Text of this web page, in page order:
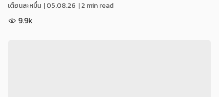
เดือนละหมื่น |05.08.26 | 2 min read
9.9k